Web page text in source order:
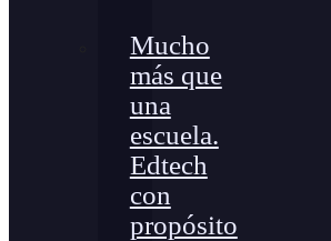
Mucho
más que
una
escuela.
Edtech
con
propósito